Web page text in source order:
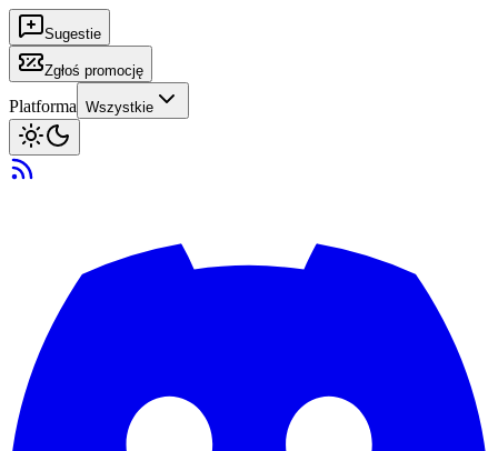
Sugestie
Zgłoś promocję
Platforma Wszystkie